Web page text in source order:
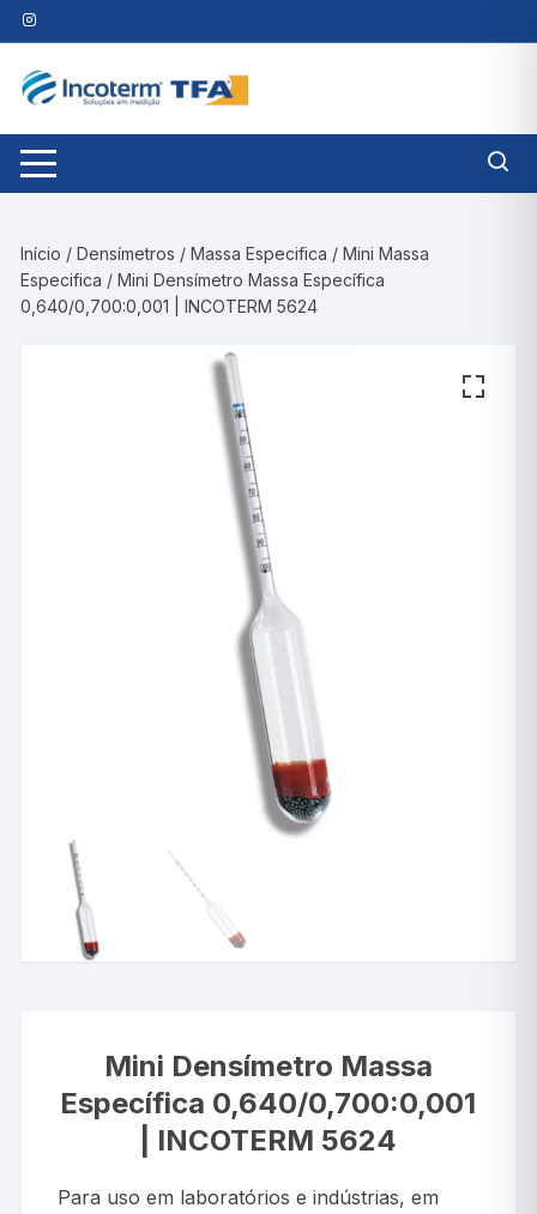
Pular
para
conteúdo
Início /Densímetros /Massa Especifica /Mini Massa
Especifica / Mini Densímetro Massa Específica
0,640/0,700:0,001 | INCOTERM 5624
Mini Densímetro Massa
Específica 0,640/0,700:0,001
| INCOTERM 5624
Para uso em laboratórios e indústrias, em